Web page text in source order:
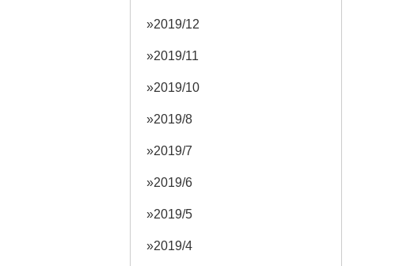
2019/12
2019/11
2019/10
2019/8
2019/7
2019/6
2019/5
2019/4